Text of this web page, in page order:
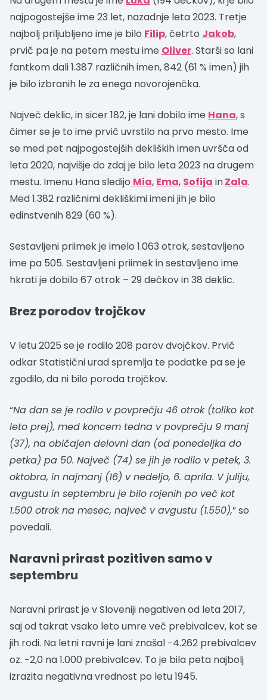
najpogostejše ime 23 let, nazadnje leta 2023. Tretje
najbolj priljubljeno ime je bilo Filip, četrto Jakob,
prvič pa je na petem mestu ime Oliver. Starši so lani
fantkom dali 1.387 različnih imen, 842 (61 % imen) jih
je bilo izbranih le za enega novorojenčka.
Največ deklic, in sicer 182, je lani dobilo ime Hana, s
čimer se je to ime prvič uvrstilo na prvo mesto. Ime
se med pet najpogostejših dekliških imen uvršča od
leta 2020, najvišje do zdaj je bilo leta 2023 na drugem
mestu. Imenu Hana sledijo Mia, Ema, Sofija inZala.
Med 1.382 različnimi dekliškimi imeni jih je bilo
edinstvenih 829 (60 %).
Sestavljeni priimek je imelo 1.063 otrok, sestavljeno
ime pa 505. Sestavljeni priimek in sestavljeno ime
hkrati je dobilo 67 otrok – 29 dečkov in 38 deklic.
Brez porodov trojčkov
V letu 2025 se je rodilo 208 parov dvojčkov. Prvič
odkar Statistični urad spremlja te podatke pa se je
zgodilo, da ni bilo poroda trojčkov.
“Na dan se je rodilo v povprečju 46 otrok (toliko kot
leto prej), med koncem tedna v povprečju 9 manj
(37), na običajen delovni dan (od ponedeljka do
petka) pa 50. Največ (74) se jih je rodilo v petek, 3.
oktobra, in najmanj (16) v nedeljo, 6. aprila. V juliju,
avgustu in septembru je bilo rojenih po več kot
1.500 otrok na mesec, največ v avgustu (1.550),” so
povedali.
Naravni prirast pozitiven samo v
septembru
Naravni prirast je v Sloveniji negativen od leta 2017,
saj od takrat vsako leto umre več prebivalcev, kot se
jih rodi. Na letni ravni je lani znašal −4.262 prebivalcev
oz. −2,0 na 1.000 prebivalcev. To je bila peta najbolj
izrazita negativna vrednost po letu 1945.